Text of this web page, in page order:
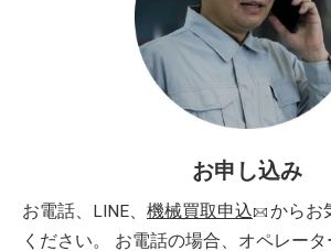
お申し込み
お電話、LINE、 機械買取申込
からお
ください。 お電話の場合、オペレー